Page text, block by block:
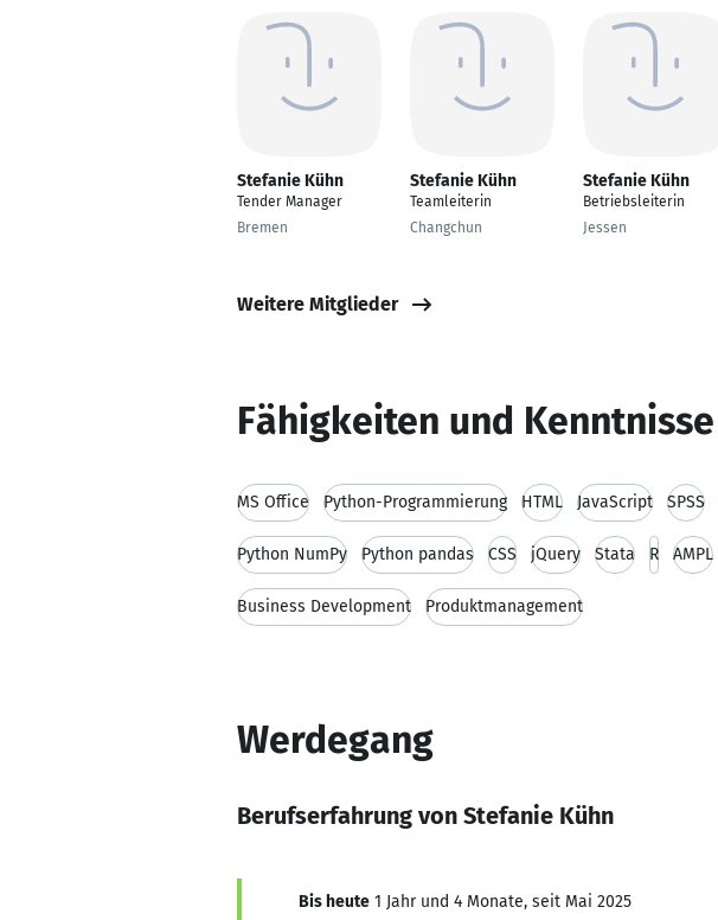
Stefanie Kühn
Tender Manager
Bremen
Stefanie Kühn
Teamleiterin
Changchun
Stefanie Kühn
Betriebsleiterin
Jessen
Weitere Mitglieder
Fähigkeiten und Kenntnisse
MS Office Python-Programmierung HTML JavaScript SPSS
Python NumPy Python pandas CSS jQuery Stata R AMPL
Business Development Produktmanagement
Werdegang
Berufserfahrung von Stefanie Kühn
Bis heute 1 Jahr und 4 Monate, seit Mai 2025